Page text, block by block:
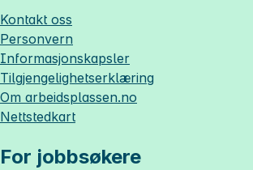
Kontakt oss
Personvern
Informasjonskapsler
Tilgjengelighetserklæring
Om arbeidsplassen.no
Nettstedkart
For jobbsøkere